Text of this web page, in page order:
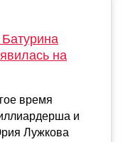
на
время
и
Лужкова